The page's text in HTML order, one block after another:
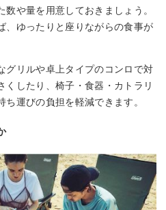
や量を用意しておきましょう。
、ゆったりと座りながらの食事が
グリルや卓上タイプのコンロで対
くしたり、椅子・食器・カトラリ
運びの負担を軽減できます。